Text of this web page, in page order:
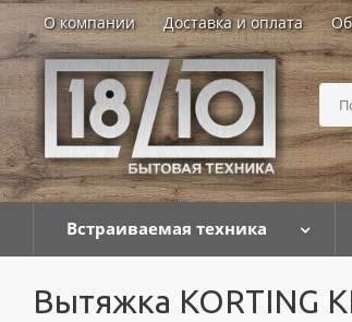
О компании Доставка и оплата
Встраиваемая техника
Вытяжка KORTING